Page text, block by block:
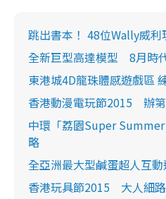
跳出書本！ 48位Wally威利
全新巨型高達模型 8月時
東港城4D龍珠體感遊戲區
香港動漫電玩節2015 辦
中環「荔園Super
略
全亞洲最大型鹹蛋超人互
香港玩具節2015 大人細路